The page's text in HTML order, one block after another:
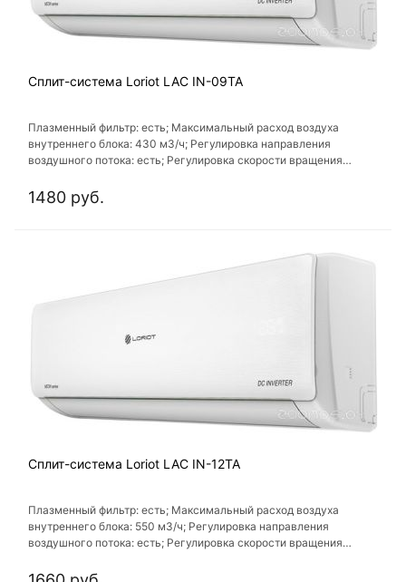
Сплит-система Loriot LAC IN-09TA
Плазменный фильтр: есть; Максимальный расход воздуха
внутреннего блока: 430 м3/ч; Регулировка направления
воздушного потока: есть; Регулировка скорости вращения
1480 руб.
Сплит-система Loriot LAC IN-12TA
Плазменный фильтр: есть; Максимальный расход воздуха
внутреннего блока: 550 м3/ч; Регулировка направления
воздушного потока: есть; Регулировка скорости вращения